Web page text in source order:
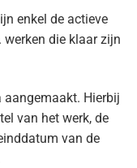
enkel de actieve
werken die klaar zijn
aangemaakt. Hierbij
van het werk, de
van de